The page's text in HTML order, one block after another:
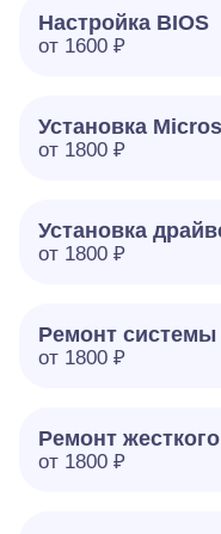
Настройка BIOS
от 1600 ₽
Установка
от 1800 ₽
Установка
от 1800 ₽
Ремонт
от 1800 ₽
Ремонт
от 1800 ₽